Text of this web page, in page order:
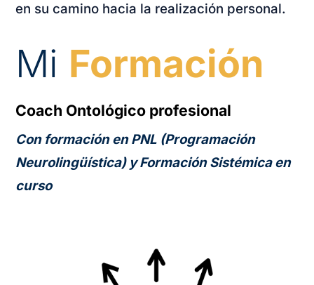
en su camino hacia la realización personal.
Mi Formación
Coach Ontológico profesional
Con formación en PNL (Programación
Neurolingüística) y Formación Sistémica en
curso